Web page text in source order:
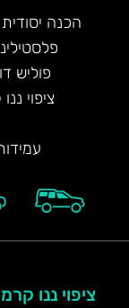
הכנה
פוליש
ציפוי ננו